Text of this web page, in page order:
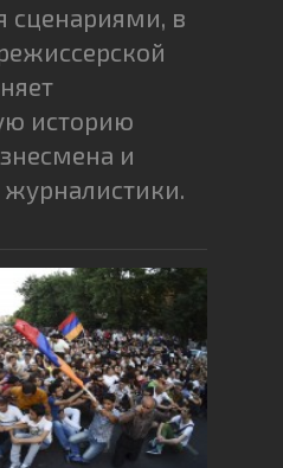
сценариями, в
историю
и